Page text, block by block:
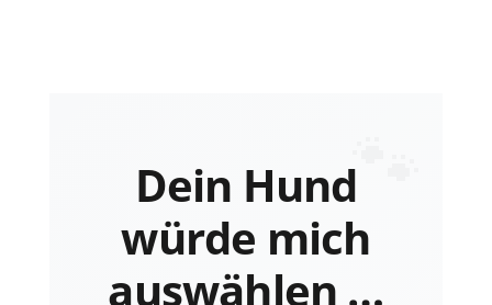
Dein Hund
würde mich
auswählen …